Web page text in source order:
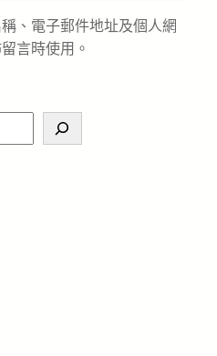
、電子郵件地址及個人網
言時使用。